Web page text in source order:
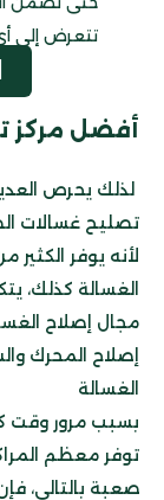
تتعرض إلى
أفضل مركز
لذلك يحرص
تصليح غسالات
لأنه يوفر
الغسالة كذلك،
مجال إصلاح
إصلاح المحرك
الغسالة
بسبب مرور وقت
توفر معظم
صعبة بالتالي،